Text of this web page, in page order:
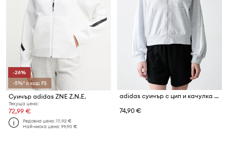
-26%
-5%* с код: FS
Суичър adidas ZNE Z.N.E.
Текуща цена:
72,99 €
Редовна цена:111,92 €
Най-ниска цена:99,90 €
adidas суичър с цип и качулка дамски от памук
74,90 €